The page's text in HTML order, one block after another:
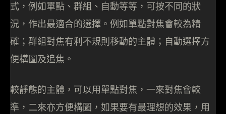
式，例如單點、群組、自動等等，可按不同的狀
況，作出最適合的選擇。例如單點對焦會較為精
確；群組對焦有利不規則移動的主體；自動選擇方
便構圖及追焦。
較靜態的主體，可以用單點對焦，一來對焦會較
準，二來亦方便構圖，如果要有最理想的效果，用